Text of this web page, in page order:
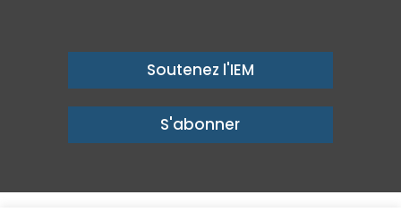
Soutenez l'IEM
S'abonner